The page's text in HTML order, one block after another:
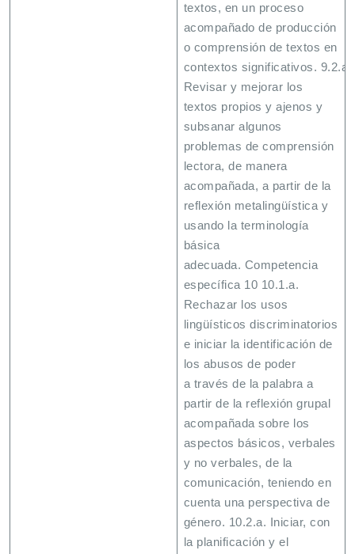
textos, en un proceso
acompañado de producción
o comprensión de textos en
contextos significativos. 9.2.a.
Revisar y mejorar los
textos propios y ajenos y
subsanar algunos
problemas de comprensión
lectora, de manera
acompañada, a partir de la
reflexión metalingüística y
usando la terminología
básica
adecuada. Competencia
específica 10 10.1.a.
Rechazar los usos
lingüísticos discriminatorios
e iniciar la identificación de
los abusos de poder
a través de la palabra a
partir de la reflexión grupal
acompañada sobre los
aspectos básicos, verbales
y no verbales, de la
comunicación, teniendo en
cuenta una perspectiva de
género. 10.2.a. Iniciar, con
la planificación y el